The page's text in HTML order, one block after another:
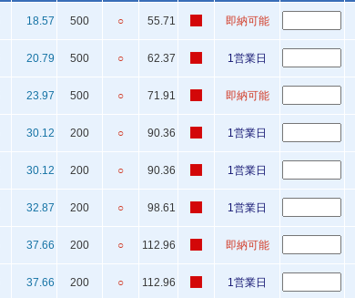
18.57 500 ○ 55.71 即納可能
20.79 500 ○ 62.37 1営業日
23.97 500 ○ 71.91 即納可能
30.12 200 ○ 90.36 1営業日
30.12 200 ○ 90.36 1営業日
32.87 200 ○ 98.61 1営業日
37.66 200 ○ 112.96 即納可能
37.66 200 ○ 112.96 1営業日